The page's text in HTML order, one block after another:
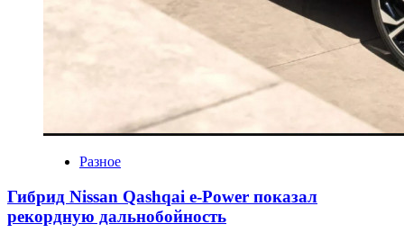
Разное
Гибрид Nissan Qashqai e-Power показал
рекордную дальнобойность